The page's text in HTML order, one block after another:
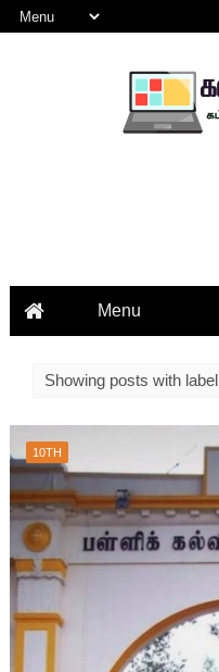
Showing posts with label
10TH